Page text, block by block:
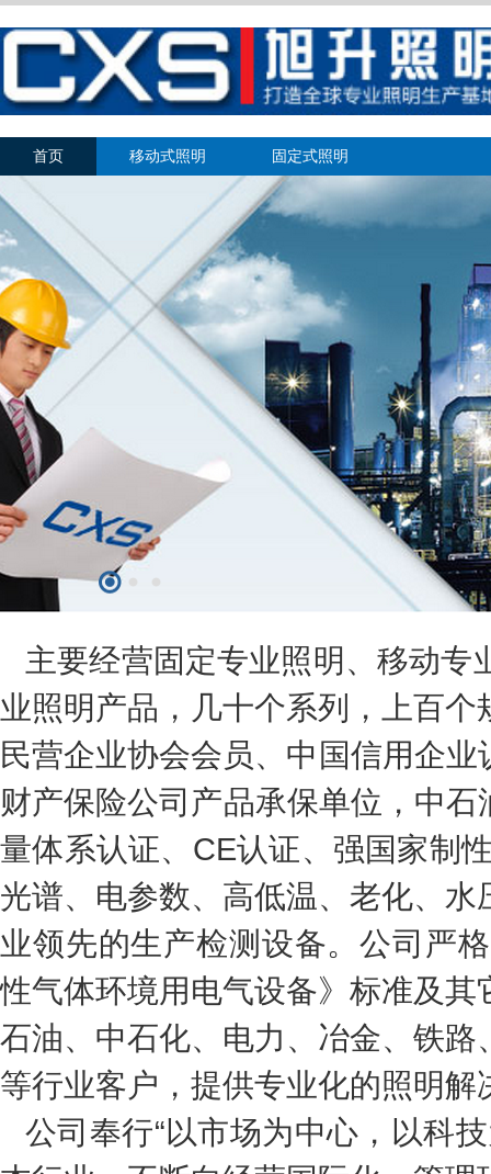
首页 移动式照明 固定式照明
主要经营固定专业照明、移动
业照明产品，几十个系列，上百
民营企业协会会员、中国信用企
财产保险公司产品承保单位，中
量体系认证、CE认证、强国家制
光谱、电参数、高低温、老化、
业领先的生产检测设备。公司严
性气体环境用电气设备》标准及
石油、中石化、电力、冶金、铁
等行业客户，提供专业化的照明
公司奉行“以市场为中心，以科